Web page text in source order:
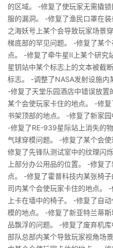
的区域。 -修复了使玩家无需撬
服的漏洞。 -修复了渔民口罩在
之海妖号上某个会导致玩家场景
梯底部的罕见问题。 -修复了某
点。 -修复了牵牛星II上某个研究
星钥站中某个标志上的文本被截
标志。 -调整了NASA发射设施内
-修复了天堂乐园酒店中错误放
某个会使玩家卡住的地点。 -修
书架顶部的地点。 -修复了新家园
-修复了RE-939星际站上消失的
气球穿模问题。 -修复了某个会
修复了先锋队测试室中的纹理闪
上部分办公用品的位置。 -修复
点。 -修复了霍普科技内某张椅
司内某个会使玩家卡住的地点。
上卡在墙中的椅子。 -修复了自
模的地点。 -修复了新亚特兰蒂
品飘浮的问题。 -修复了废弃机
部队总部内某个导致玩家视角场